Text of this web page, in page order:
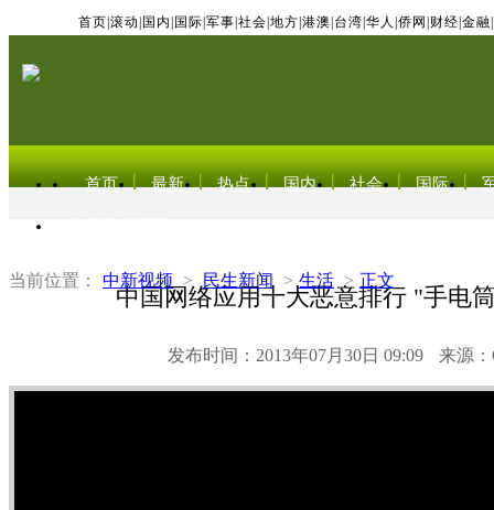
首页 滚动 国内 国际 军事 社会 地方 港澳 台湾 华人 侨网 财经 金融
首页 最新 热点 国内 社会 国际
当前位置： 中新视频 > 民生新闻 > 生活 > 正文
中国网络应用十大恶意排行 "手电
发布时间：2013年07月30日 09:09 来源